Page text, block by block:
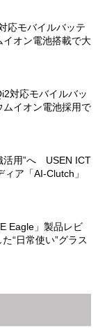
応モバイルバッテ
オン電池搭載で大
対応モバイルバッ
イオン電池採用で
活用”へ USEN ICT
ア「AI-Clutch」
Eagle」製品レビ
“日常使い”グラス